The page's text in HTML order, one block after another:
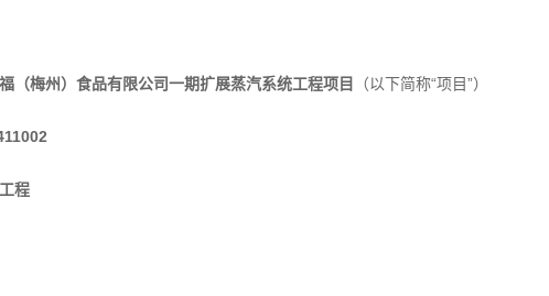
（梅州）食品有限公司一期扩展蒸汽系统工程项目 （以下简称“项目”）
程